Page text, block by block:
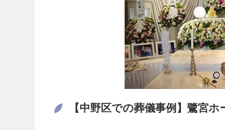
【中野区での葬儀事例】鷺宮